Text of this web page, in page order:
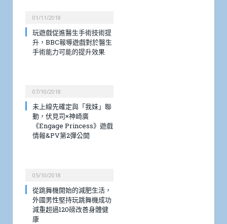
01/11/2018
玩遊戲促進醫生手術技術提
升，BBC報導遊戲對於醫生
手術能力可能的提升效果
07/10/2018
未上線先確定與「我妹」聯
動，伏見司×神崎廣
《Engage Princess》遊戲
情報&PV第2彈公開
05/10/2018
從跳舞機開始的減肥生活，
外國男性堅持玩跳舞機成功
減重超過120磅改善身體健
康